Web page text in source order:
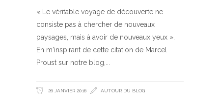
« Le véritable voyage de découverte ne
consiste pas à chercher de nouveaux
paysages, mais à avoir de nouveaux yeux ».
En m'inspirant de cette citation de Marcel
Proust sur notre blog,
26 JANVIER 2016 AUTOUR DU BLOG